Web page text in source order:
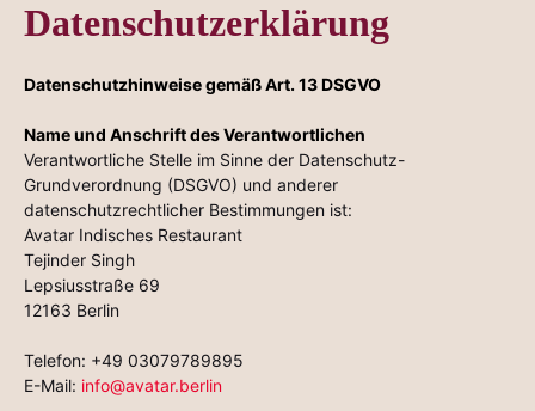
Datenschutzerklärung
Datenschutzhinweise gemäß Art. 13 DSGVO
Name und Anschrift des Verantwortlichen
Verantwortliche Stelle im Sinne der Datenschutz-
Grundverordnung (DSGVO) und anderer
datenschutzrechtlicher Bestimmungen ist:
Avatar Indisches Restaurant
Tejinder Singh
Lepsiusstraße 69
12163 Berlin
Telefon: +49 03079789895
E-Mail: info@avatar.berlin